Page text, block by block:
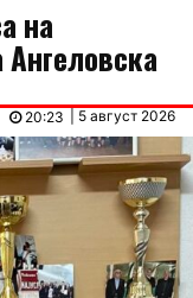
на
Ангеловска
| 5 август 2026
20:23